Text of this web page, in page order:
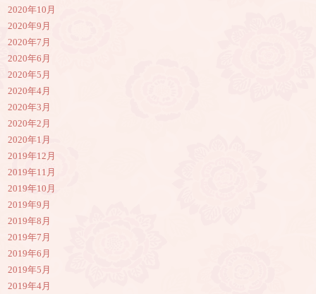
2020年10月
2020年9月
2020年7月
2020年6月
2020年5月
2020年4月
2020年3月
2020年2月
2020年1月
2019年12月
2019年11月
2019年10月
2019年9月
2019年8月
2019年7月
2019年6月
2019年5月
2019年4月